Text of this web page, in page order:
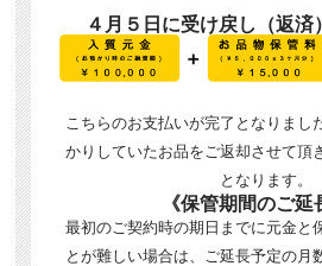
４月５日に受け戻し（返済
こちらのお支払いが完了となりまし
かりしていたお品をご返却させて頂
となります。
《保管期間のご延
最初のご契約時の期日までに元金と
とが難しい場合は、ご延長予定の月